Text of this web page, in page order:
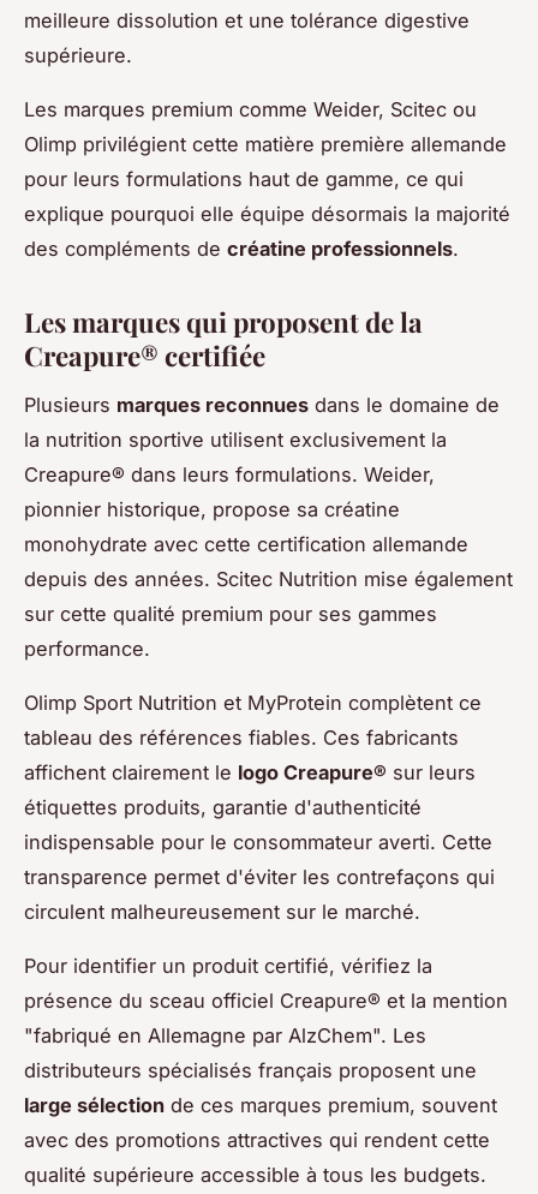
meilleure dissolution et une tolérance digestive
supérieure.
Les marques premium comme Weider, Scitec ou
Olimp privilégient cette matière première allemande
pour leurs formulations haut de gamme, ce qui
explique pourquoi elle équipe désormais la majorité
des compléments de créatine professionnels.
Les marques qui proposent de la
Creapure® certifiée
Plusieurs marques reconnues dans le domaine de
la nutrition sportive utilisent exclusivement la
Creapure® dans leurs formulations. Weider,
pionnier historique, propose sa créatine
monohydrate avec cette certification allemande
depuis des années. Scitec Nutrition mise également
sur cette qualité premium pour ses gammes
performance.
Olimp Sport Nutrition et MyProtein complètent ce
tableau des références fiables. Ces fabricants
affichent clairement le logo Creapure® sur leurs
étiquettes produits, garantie d'authenticité
indispensable pour le consommateur averti. Cette
transparence permet d'éviter les contrefaçons qui
circulent malheureusement sur le marché.
Pour identifier un produit certifié, vérifiez la
présence du sceau officiel Creapure® et la mention
"fabriqué en Allemagne par AlzChem". Les
distributeurs spécialisés français proposent une
large sélection de ces marques premium, souvent
avec des promotions attractives qui rendent cette
qualité supérieure accessible à tous les budgets.